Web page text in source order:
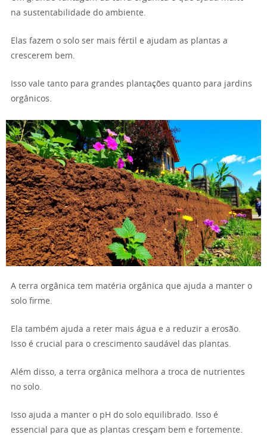
na sustentabilidade do ambiente.
Elas fazem o solo ser mais fértil e ajudam as plantas a
crescerem bem.
Isso vale tanto para grandes plantações quanto para jardins
orgânicos.
A terra orgânica tem matéria orgânica que ajuda a manter o
solo firme.
Ela também ajuda a reter mais água e a reduzir a erosão.
Isso é crucial para o crescimento saudável das plantas.
Além disso, a terra orgânica melhora a troca de nutrientes
no solo.
Isso ajuda a manter o pH do solo equilibrado. Isso é
essencial para que as plantas cresçam bem e fortemente.